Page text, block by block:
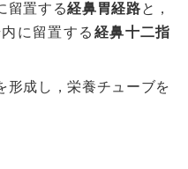
留置する経鼻胃経路と，
に留置する 経鼻十二指
形成し，栄養チューブを